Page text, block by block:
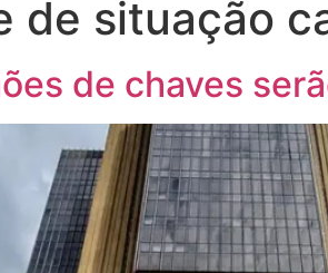
de situação
de chaves